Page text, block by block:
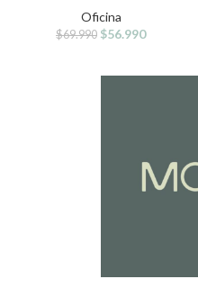
Oficina
$69.990 $56.990